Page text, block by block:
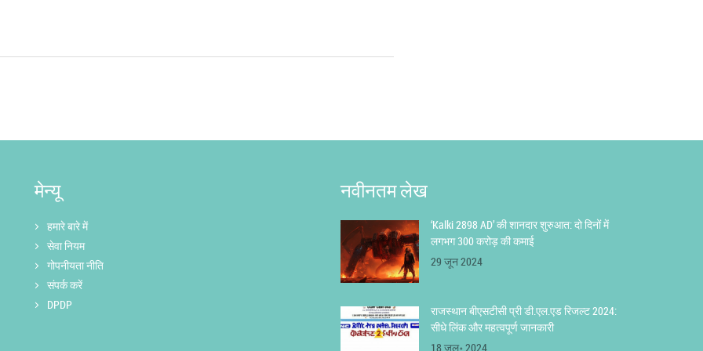
मेन्यू
हमारे बारे में
सेवा नियम
गोपनीयता नीति
संपर्क करें
DPDP
नवीनतम लेख
‘Kalki 2898 AD’ की शानदार शुरुआत: दो दिनों में
लगभग 300 करोड़ की कमाई
29 जून 2024
राजस्थान बीएसटीसी प्री डी.एल.एड रिजल्ट 2024:
सीधे लिंक और महत्वपूर्ण जानकारी
18 जुल॰ 2024